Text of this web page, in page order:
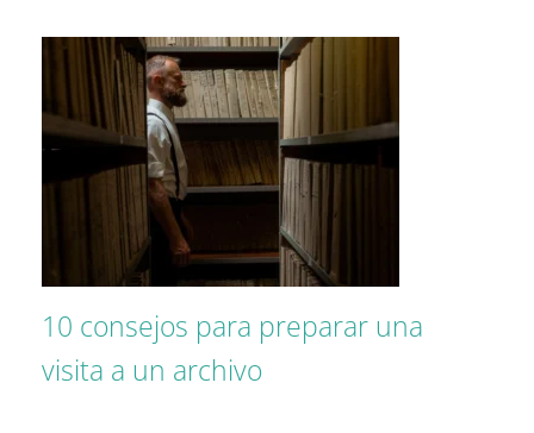
10 consejos para preparar una
visita a un archivo